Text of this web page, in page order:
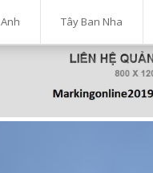
Anh Tây Ban Nha